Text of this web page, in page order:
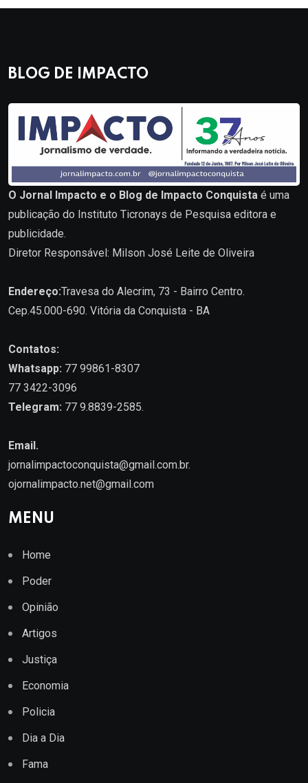
BLOG DE IMPACTO
O Jornal Impacto e o Blog de Impacto Conquista é uma
publicação do Instituto Ticronays de Pesquisa editora e
publicidade.
Diretor Responsável: Milson José Leite de Oliveira
Endereço:Travesa do Alecrim, 73 - Bairro Centro.
Cep.45.000-690. Vitória da Conquista - BA
Contatos:
Whatsapp: 77 99861-8307
77 3422-3096
Telegram: 77 9.8839-2585.
Email.
jornalimpactoconquista@gmail.com.br.
ojornalimpacto.net@gmail.com
MENU
Home
Poder
Opinião
Artigos
Justiça
Economia
Policia
Dia a Dia
Fama